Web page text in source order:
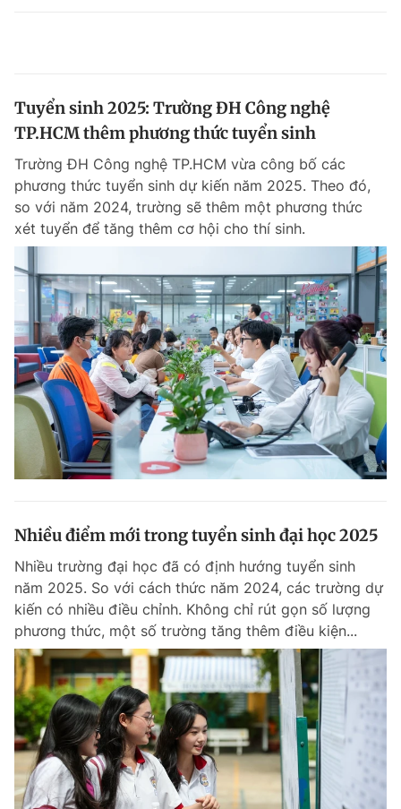
Tuyển sinh 2025: Trường ĐH Công nghệ
TP.HCM thêm phương thức tuyển sinh
Trường ĐH Công nghệ TP.HCM vừa công bố các
phương thức tuyển sinh dự kiến năm 2025. Theo đó,
so với năm 2024, trường sẽ thêm một phương thức
xét tuyển để tăng thêm cơ hội cho thí sinh.
Nhiều điểm mới trong tuyển sinh đại học 2025
Nhiều trường đại học đã có định hướng tuyển sinh
năm 2025. So với cách thức năm 2024, các trường dự
kiến có nhiều điều chỉnh. Không chỉ rút gọn số lượng
phương thức, một số trường tăng thêm điều kiện...